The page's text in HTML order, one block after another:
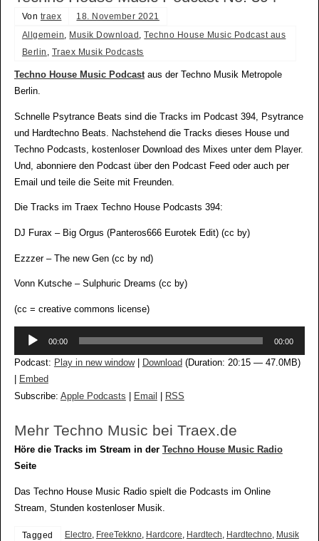
Von traex
18. November 2021
Allgemein, Musik Download ,Techno House Music Podcast aus
Berlin , Traex Musik Podcasts
Techno House Music Podcastaus der Techno Musik Metropole
Berlin.
Schnelle Psytrance Beats sind die Tracks im Podcast 394, Psytrance
und Hardtechno Beats. Nachstehend die Tracks dieses House und
Techno Podcasts, kostenloser Download des Mixes unter dem Player.
Und, abonniere den Podcast über den Podcast Feed oder auch per
Email und teile die Seite mit Freunden.
Die Tracks im Traex Techno House Podcasts 394:
DJ Furax – Big Orgus (Panteros666 Eurotek Edit) (cc by)
Ezzzer – The new Gen (cc by nd)
Vonn Kutsche – Sulphuric Dreams (cc by)
(cc = creative commons license)
Audio-
00:00 00:00
Podcast: Play in new window| Download (Duration: 20:15 — 47.0MB)
Embed
Subscribe: Apple Podcasts Email RSS
Mehr Techno Music bei Traex.de
Höre die Tracks im Stream in der Techno House Music Radio
Seite
Das Techno House Music Radio spielt die Podcasts im Online
Stream, Stunden kostenloser Musik.
Tagged Electro, FreeTekkno, Hardcore Hardtech Hardtechno, Musik